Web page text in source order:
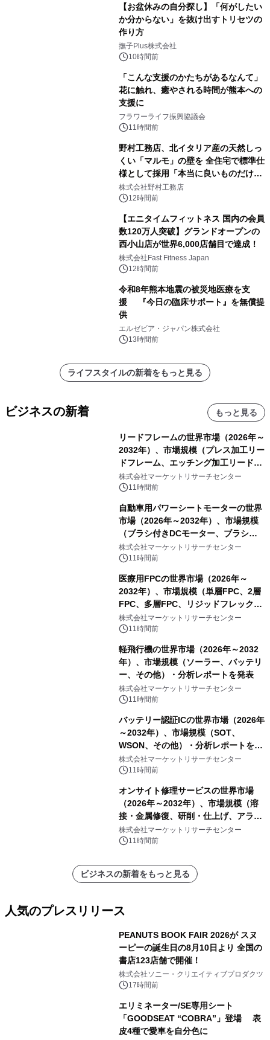
【お盆休みの自分探し】「何がしたい
か分からない」を抜け出すトリセツの
作り方
撫子Plus株式会社
10時間前
「こんな支援のかたちがあるなんて」
花に触れ、癒やされる時間が熊本への
支援に
フラワーライフ振興協議会
11時間前
野村工務店、北イタリア産の天然しっ
くい「マルモ」の壁を 全住宅で標準仕
様として採用「本当に良いものだけに
こだわる」
株式会社野村工務店
12時間前
【エニタイムフィットネス 国内の会員
数120万人突破】グランドオープンの
西小山店が世界6,000店舗目で達成！
株式会社Fast Fitness Japan
12時間前
令和8年熊本地震の被災地医療を支
援 『今日の臨床サポート』を無償提
供
エルゼビア・ジャパン株式会社
13時間前
ライフスタイルの新着をもっと見る
ビジネスの新着 もっと見る
リードフレームの世界市場（2026年～
2032年）、市場規模（プレス加工リー
ドフレーム、エッチング加工リードフ
レーム）・分析レポートを発表
株式会社マーケットリサーチセンター
11時間前
自動車用パワーシートモーターの世界
市場（2026年～2032年）、市場規模
（ブラシ付きDCモーター、ブラシレ
スDCモーター）・分析レポートを発
表
株式会社マーケットリサーチセンター
11時間前
医療用FPCの世界市場（2026年～
2032年）、市場規模（単層FPC、2層
FPC、多層FPC、リジッドフレックス
PCB）・分析レポートを発表
株式会社マーケットリサーチセンター
11時間前
軽飛行機の世界市場（2026年～2032
年）、市場規模（ソーラー、バッテリ
ー、その他）・分析レポートを発表
株式会社マーケットリサーチセンター
11時間前
バッテリー認証ICの世界市場（2026年
～2032年）、市場規模（SOT、
WSON、その他）・分析レポートを発
表
株式会社マーケットリサーチセンター
11時間前
オンサイト修理サービスの世界市場
（2026年～2032年）、市場規模（溶
接・金属修復、研削・仕上げ、アライ
メント、その他）・分析レポートを発
表
株式会社マーケットリサーチセンター
11時間前
ビジネスの新着をもっと見る
人気のプレスリリース
PEANUTS BOOK FAIR 2026が スヌ
ーピーの誕生日の8月10日より 全国の
書店123店舗で開催！
株式会社ソニー・クリエイティブプロダクツ
17時間前
エリミネーター/SE専用シート
「GOODSEAT “COBRA”」登場 表
皮4種で愛車を自分色に